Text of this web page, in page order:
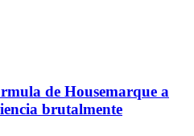
de Housemarque a
brutalmente